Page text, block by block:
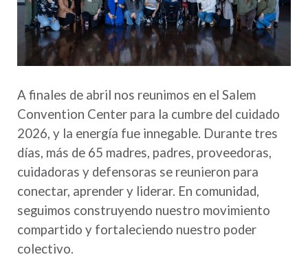
A finales de abril nos reunimos en el Salem
Convention Center para la cumbre del cuidado
2026, y la energía fue innegable. Durante tres
días, más de 65 madres, padres, proveedoras,
cuidadoras y defensoras se reunieron para
conectar, aprender y liderar. En comunidad,
seguimos construyendo nuestro movimiento
compartido y fortaleciendo nuestro poder
colectivo.